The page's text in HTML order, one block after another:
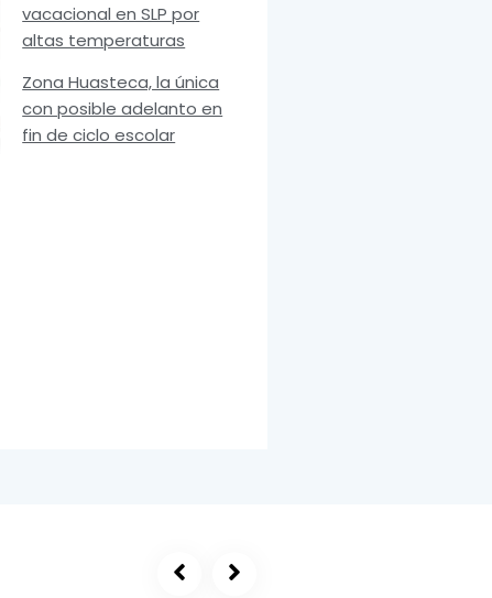
vacacional en SLP por
altas temperaturas
Zona Huasteca, la única
con posible adelanto en
fin de ciclo escolar